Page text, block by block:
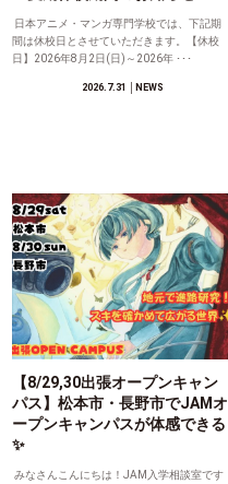
日本アニメ・マンガ専門学校では、下記期
間は休校日とさせていただきます。【休校
日】2026年8月2日(日)～2026年 ･･･
2026.7.31 │NEWS
【8/29,30出張オープンキャン
パス】松本市・長野市でJAMオ
ープンキャンパスが体感できる
✨
みなさんこんにちは！JAM入学相談室です